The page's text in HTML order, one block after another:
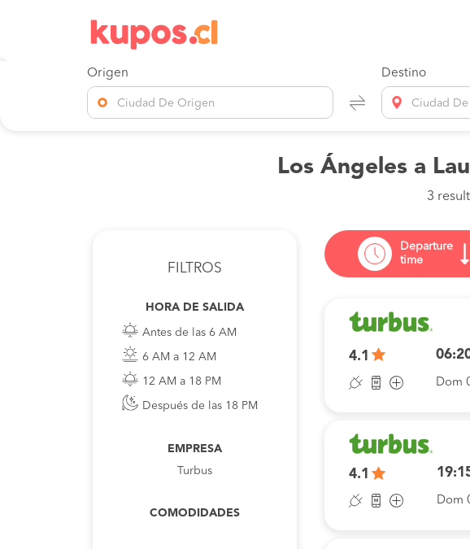
Origen
Ciudad De Origen
Destino
Ciudad
Los Ángeles a
3
FILTROS
HORA DE SALIDA
Antes de las 6 AM
6 AM a 12 AM
12 AM a 18 PM
Después de las 18 PM
EMPRESA
Turbus
COMODIDADES
Departure
time
4.1
Dom
4.1
Dom